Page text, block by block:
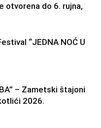
otvorena do 6. rujna,
“JEDNA NOĆ U
– Zametski štajoni
2026.